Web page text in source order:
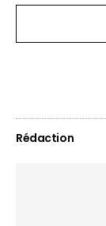
Rédaction